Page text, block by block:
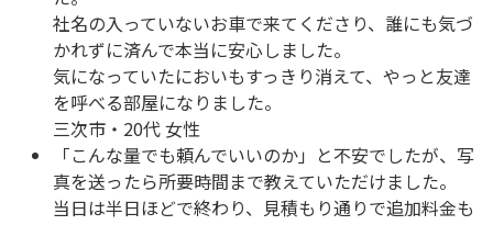
社名の入っていないお車で来てくださり、誰にも気づ
かれずに済んで本当に安心しました。
気になっていたにおいもすっきり消えて、やっと友達
を呼べる部屋になりました。
三次市 ・ 20代 女性
「こんな量でも頼んでいいのか」と不安でしたが、写
真を送ったら所要時間まで教えていただけました。
当日は半日ほどで終わり、見積もり通りで追加料金も